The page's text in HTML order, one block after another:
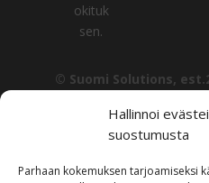
Hallinnoi
suostumusta
Parhaan kokemuksen tarjoamiseksi
okituk
sen.
© Suomi Solutions,
Tämän sivuston sisältö,
muu materiaali, on Suomi
toisin mainita. Sisällön